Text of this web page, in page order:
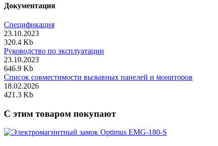
Документация
Спецификация
23.10.2023
320.4 Kb
Руководство по эксплуатации
23.10.2023
646.9 Kb
Список совместимости вызывных панелей и мониторов
18.02.2026
421.3 Kb
C этим товаром покупают